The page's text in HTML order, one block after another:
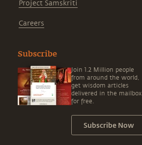
Project Samskriti
Careers
Subscribe
Join 1.2 Million people
from around the world,
get wisdom articles
delivered in the mailbox
for free.
Subscribe Now